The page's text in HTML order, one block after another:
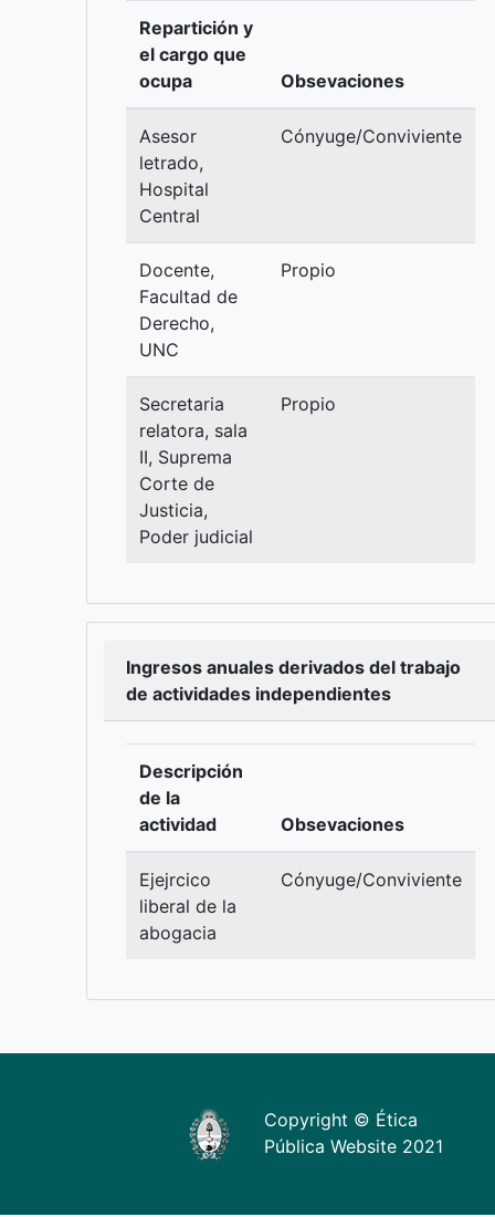
Repartición y
el cargo que
ocupa
Obsevaciones
Asesor
letrado,
Hospital
Central
Cónyuge/Conviviente
Docente,
Facultad de
Derecho,
UNC
Propio
Secretaria
relatora, sala
II, Suprema
Corte de
Justicia,
Poder judicial
Propio
Ingresos anuales derivados del trabajo
de actividades independientes
Descripción
de la
actividad
Obsevaciones
Ejejrcico
liberal de la
abogacia
Cónyuge/Conviviente
Copyright © Ética
Pública Website 2021